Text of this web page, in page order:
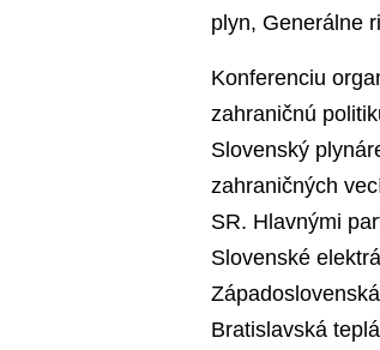
plyn, Generálne
Konferenciu
zahraničnú
Slovenský
zahraničných
SR. Hlavnými
Slovenské
Bratislavská